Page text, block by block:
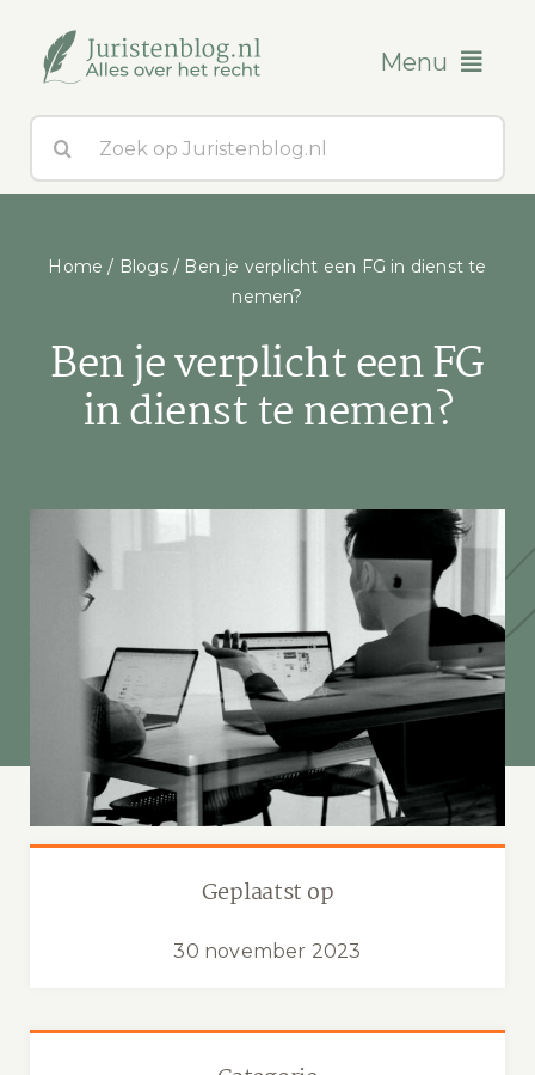
inhoud
Menu
Blogs
naar:
Home / Blogs/ Ben je verplicht een FG in dienst te
nemen?
Ben je verplicht een FG
in dienst te nemen?
Geplaatst op
30 november 2023